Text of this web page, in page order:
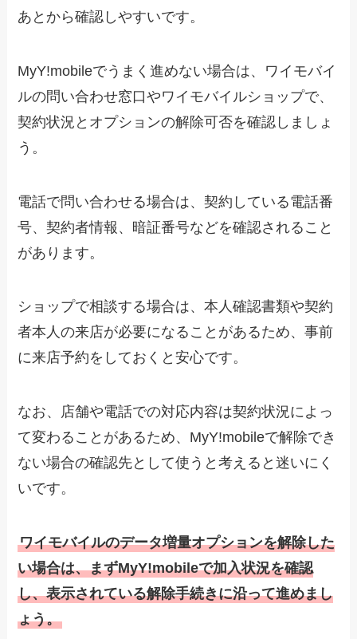
あとから確認しやすいです。
MyY!mobileでうまく進めない場合は、ワイモバイ
ルの問い合わせ窓口やワイモバイルショップで、
契約状況とオプションの解除可否を確認しましょ
う。
電話で問い合わせる場合は、契約している電話番
号、契約者情報、暗証番号などを確認されること
があります。
ショップで相談する場合は、本人確認書類や契約
者本人の来店が必要になることがあるため、事前
に来店予約をしておくと安心です。
なお、店舗や電話での対応内容は契約状況によっ
て変わることがあるため、MyY!mobileで解除でき
ない場合の確認先として使うと考えると迷いにく
いです。
ワイモバイルのデータ増量オプションを解除した
い場合は、まずMyY!mobileで加入状況を確認
し、表示されている解除手続きに沿って進めまし
ょう。